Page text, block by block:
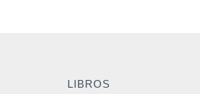
LIBROS